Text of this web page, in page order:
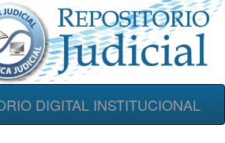
DIGITAL INSTITUCIONAL